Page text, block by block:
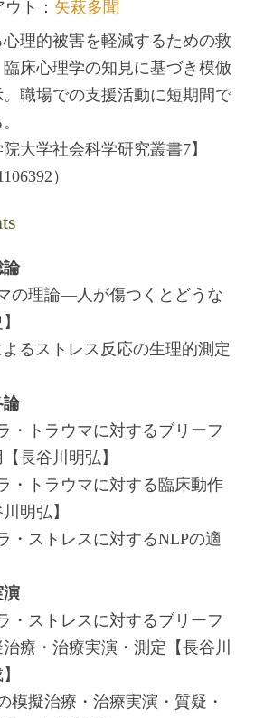
ト： 矢萩多聞
理的被害を軽減するための救
床心理学の知見に基づき模倣
職場での支援活動に短期間で
院大学社会科学研究叢書7】
）
の理論―人が傷つくとどうな
るストレス反応の生理的測定
トラウマに対するブリーフ
長谷川明弘】
トラウマに対する臨床動作
明弘】
ストレスに対するNLPの適
ストレスに対するブリーフ
療・治療実演・測定【長谷川
擬治療・治療実演・質疑・